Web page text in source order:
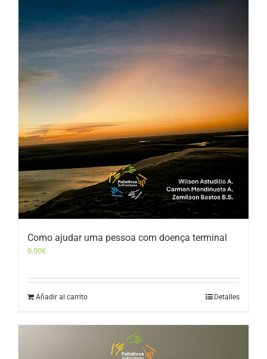
Como ajudar uma pessoa com doença terminal
0,00€
Añadir al carrito Detalles